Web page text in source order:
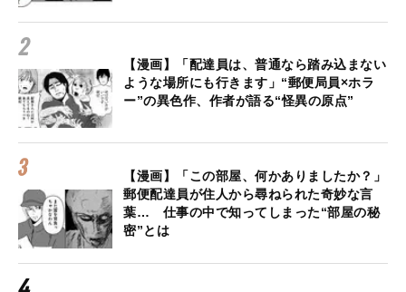
【漫画】「配達員は、普通なら踏み込まない
ような場所にも行きます」“郵便局員×ホラ
ー”の異色作、作者が語る“怪異の原点”
【漫画】「この部屋、何かありましたか？」
郵便配達員が住人から尋ねられた奇妙な言
葉… 仕事の中で知ってしまった“部屋の秘
密”とは